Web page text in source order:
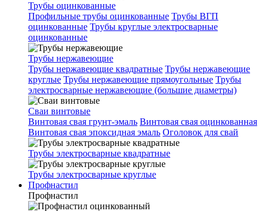
Трубы оцинкованные
Профильные трубы оцинкованные Трубы ВГП
оцинкованные Трубы круглые электросварные
оцинкованные
Трубы нержавеющие
Трубы нержавеющие квадратные Трубы нержавеющие
круглые Трубы нержавеющие прямоугольные Трубы
электросварные нержавеющие (большие диаметры)
Сваи винтовые
Винтовая свая грунт-эмаль Винтовая свая оцинкованная
Винтовая свая эпоксидная эмаль Оголовок для свай
Трубы электросварные квадратные
Трубы электросварные круглые
Профнастил
Профнастил